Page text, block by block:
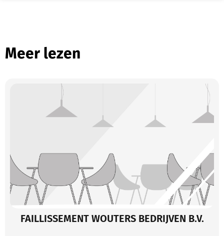
Meer lezen
FAILLISSEMENT WOUTERS BEDRIJVEN B.V.